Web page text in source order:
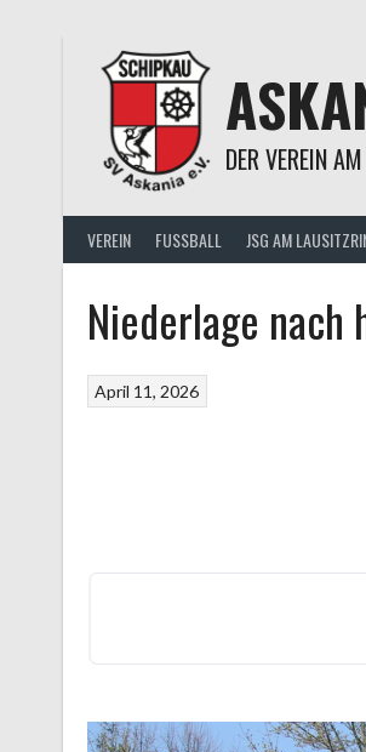
DER VEREIN
VEREIN FUSSBALL JSG AM
Niederlage nach
April 11, 2026